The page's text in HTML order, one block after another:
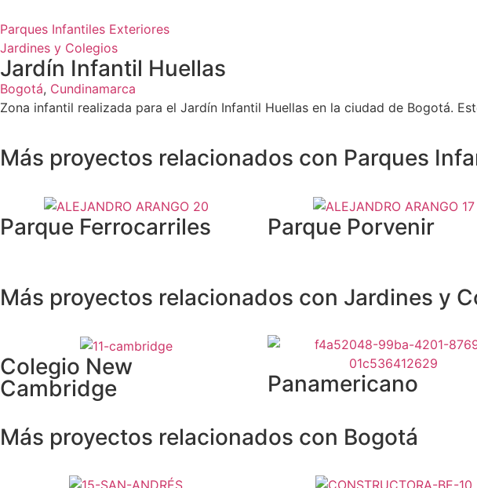
Parques Infantiles Exteriores
Jardines y Colegios
Jardín Infantil Huellas
Bogotá, Cundinamarca
Zona infantil realizada para el Jardín Infantil Huellas en la ciudad de Bogotá.
Más proyectos relacionados con Parques
Parque Ferrocarriles Parque Porvenir
Más proyectos relacionados con Jardines y
Colegio New
Cambridge
Panamericano
Más proyectos relacionados con Bogotá